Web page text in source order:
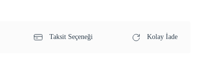
Taksit Seçeneği Kolay İade